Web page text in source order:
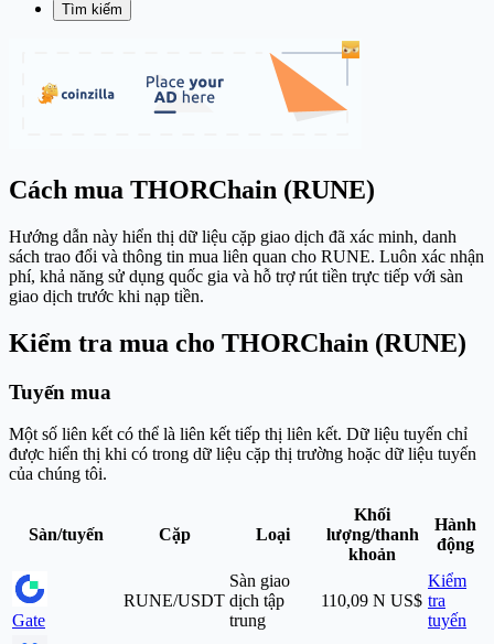
Tìm kiếm
Cách mua THORChain (RUNE)
Hướng dẫn này hiển thị dữ liệu cặp giao dịch đã xác minh, danh
sách trao đổi và thông tin mua liên quan cho RUNE. Luôn xác nhận
phí, khả năng sử dụng quốc gia và hỗ trợ rút tiền trực tiếp với sàn
giao dịch trước khi nạp tiền.
Kiểm tra mua cho THORChain (RUNE)
Tuyến mua
Một số liên kết có thể là liên kết tiếp thị liên kết. Dữ liệu tuyến chỉ
được hiển thị khi có trong dữ liệu cặp thị trường hoặc dữ liệu tuyến
của chúng tôi.
Sàn/tuyến Cặp Loại
Khối
lượng/thanh
khoản
Hành
động
Gate
RUNE/USDT
Sàn giao
dịch tập
trung
110,09 N US$
Kiểm
tra
tuyến